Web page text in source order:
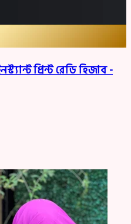
প্রিন্ট রেডি হিজাব -